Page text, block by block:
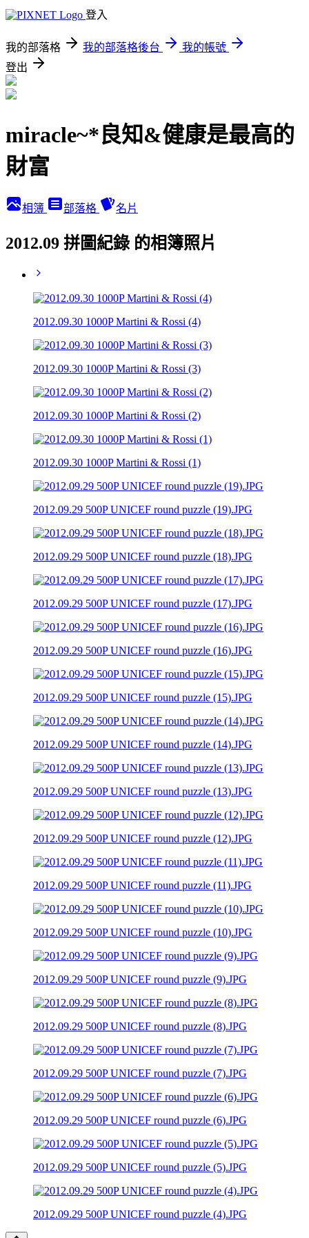
登入
我的部落格 我的部落格後台
我的帳號
登出
miracle~*良知&健康是最高的
財富
相簿 部落格 名片
2012.09 拼圖紀錄 的相簿照片
2012.09.30 1000P Martini & Rossi (4)
2012.09.30 1000P Martini & Rossi (3)
2012.09.30 1000P Martini & Rossi (2)
2012.09.30 1000P Martini & Rossi (1)
2012.09.29 500P UNICEF round puzzle (19).JPG
2012.09.29 500P UNICEF round puzzle (18).JPG
2012.09.29 500P UNICEF round puzzle (17).JPG
2012.09.29 500P UNICEF round puzzle (16).JPG
2012.09.29 500P UNICEF round puzzle (15).JPG
2012.09.29 500P UNICEF round puzzle (14).JPG
2012.09.29 500P UNICEF round puzzle (13).JPG
2012.09.29 500P UNICEF round puzzle (12).JPG
2012.09.29 500P UNICEF round puzzle (11).JPG
2012.09.29 500P UNICEF round puzzle (10).JPG
2012.09.29 500P UNICEF round puzzle (9).JPG
2012.09.29 500P UNICEF round puzzle (8).JPG
2012.09.29 500P UNICEF round puzzle (7).JPG
2012.09.29 500P UNICEF round puzzle (6).JPG
2012.09.29 500P UNICEF round puzzle (5).JPG
2012.09.29 500P UNICEF round puzzle (4).JPG